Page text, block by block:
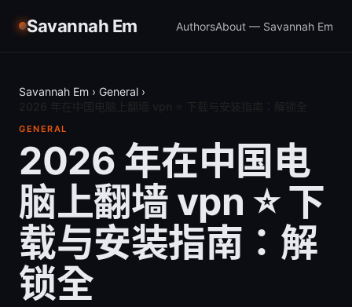
Savannah Em AuthorsAbout — Savannah Em
Savannah Em › General ›
GENERAL
2026 年在中国电
脑上翻墙 vpn ⭐ 下
载与安装指南：解
锁全